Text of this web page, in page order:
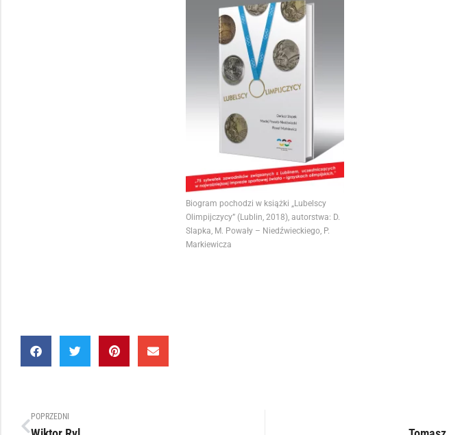
trwała aż trzydzieści cztery lata! (1948-1982). Pracował jako rusznikarz, zginął tragicznie
Bibliografia.: Głuszek, 1999, s. 353; Pawlak, 2000, s. 267; Porada, 1980, s. 855; Matuszek,
Lipski, Krychowski, Powała-Niedźwiecki, Chmura, 2006, s. 35.